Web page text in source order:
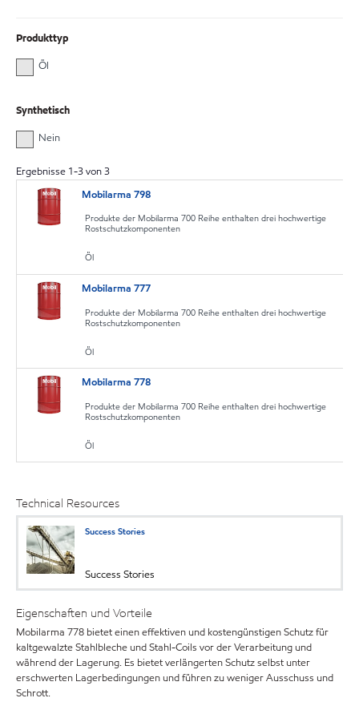
Produkttyp
Öl
Synthetisch
Nein
Ergebnisse 1-3von3
Mobilarma 798
Produkte der Mobilarma 700 Reihe enthalten drei hochwertige
Rostschutzkomponenten
Öl
Mobilarma 777
Produkte der Mobilarma 700 Reihe enthalten drei hochwertige
Rostschutzkomponenten
Öl
Mobilarma 778
Produkte der Mobilarma 700 Reihe enthalten drei hochwertige
Rostschutzkomponenten
Öl
Technical Resources
Success Stories
Success Stories
Eigenschaften und Vorteile
Mobilarma 778 bietet einen effektiven und kostengünstigen Schutz für
kaltgewalzte Stahlbleche und Stahl-Coils vor der Verarbeitung und
während der Lagerung. Es bietet verlängerten Schutz selbst unter
erschwerten Lagerbedingungen und führen zu weniger Ausschuss und
Schrott.